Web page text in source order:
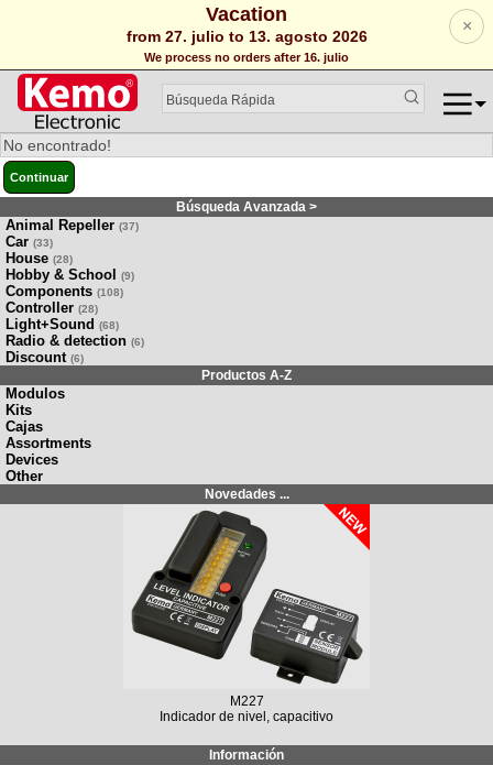
Vacation
from 27. julio to 13. agosto 2026
We process no orders after 16. julio
×
No encontrado!
Continuar
Búsqueda Avanzada >
Animal Repeller (37)
Car (33)
House (28)
Hobby & School (9)
Components (108)
Controller (28)
Light+Sound (68)
Radio & detection (6)
Discount (6)
Productos A-Z
Modulos
Kits
Cajas
Assortments
Devices
Other
Novedades ...
M227
Indicador de nivel, capacitivo
Información